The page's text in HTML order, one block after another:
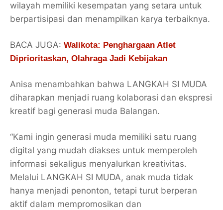
wilayah memiliki kesempatan yang setara untuk
berpartisipasi dan menampilkan karya terbaiknya.
BACA JUGA: Walikota: Penghargaan Atlet
Diprioritaskan, Olahraga Jadi Kebijakan
Anisa menambahkan bahwa LANGKAH SI MUDA
diharapkan menjadi ruang kolaborasi dan ekspresi
kreatif bagi generasi muda Balangan.
“Kami ingin generasi muda memiliki satu ruang
digital yang mudah diakses untuk memperoleh
informasi sekaligus menyalurkan kreativitas.
Melalui LANGKAH SI MUDA, anak muda tidak
hanya menjadi penonton, tetapi turut berperan
aktif dalam mempromosikan dan